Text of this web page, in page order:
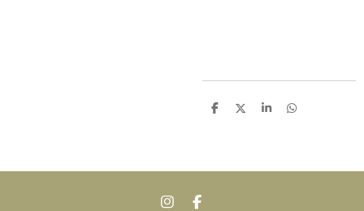
D
D
S
D
I F